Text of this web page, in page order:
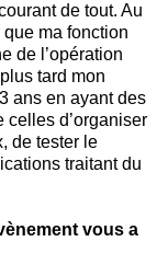
de tout. Au
que ma fonction
de l’opération
tard mon
ans en ayant des
celles d’organiser
de tester le
traitant du
vous a